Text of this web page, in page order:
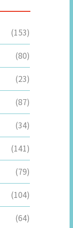
(153)
(80)
(23)
(87)
(34)
(141)
(79)
(104)
(64)